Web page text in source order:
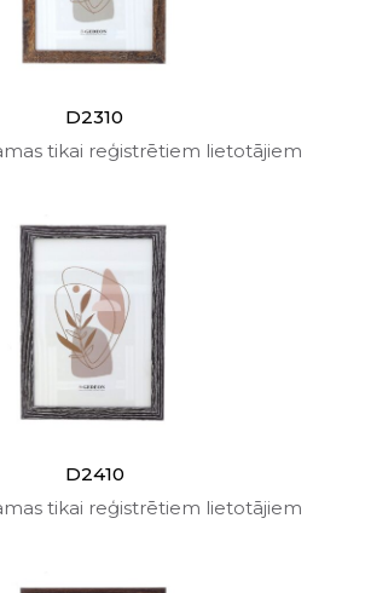
D2310
tikai reģistrētiem lietotājiem
D2410
tikai reģistrētiem lietotājiem